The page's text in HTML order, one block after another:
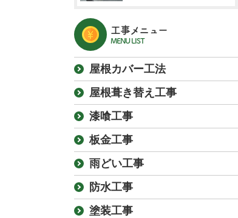
工事メニュー
MENU LIST
屋根カバー工法
屋根葺き替え工事
漆喰工事
板金工事
雨どい工事
防水工事
塗装工事